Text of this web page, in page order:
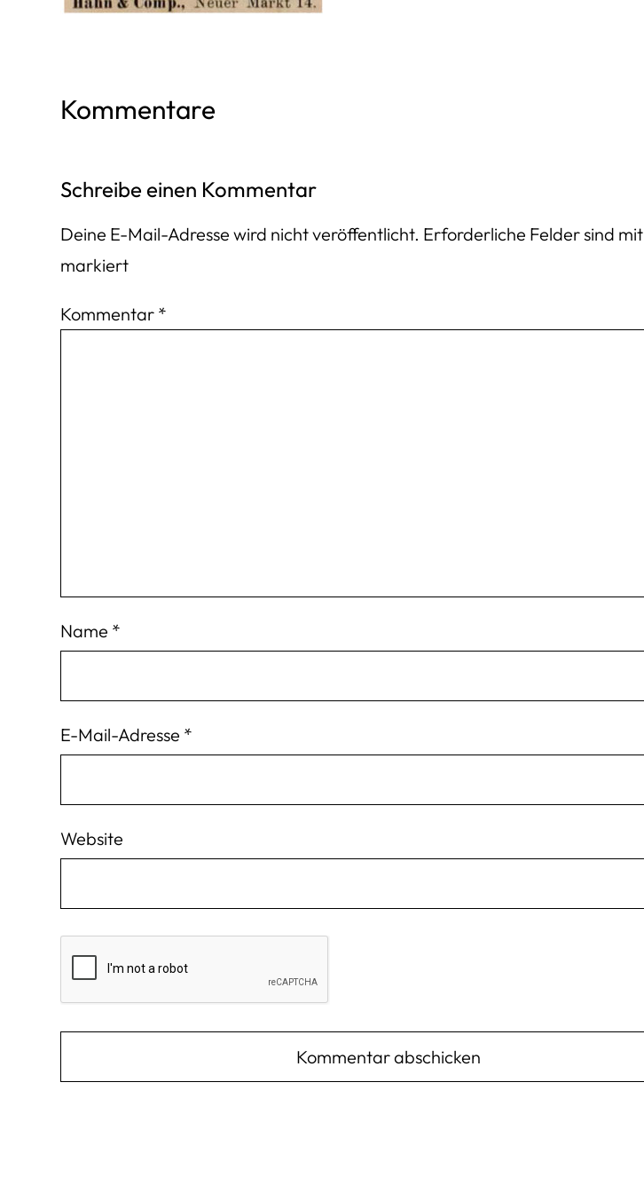
Kommentare
Schreibe einen Kommentar
Deine E-Mail-Adresse wird nicht veröffentlicht. Erforderliche Felder sind mit
markiert
Kommentar *
Name *
E-Mail-Adresse *
Website